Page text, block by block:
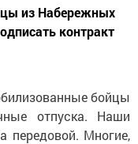
из Набережных
контракт
бойцы
отпуска. Наши
передовой. Многие,